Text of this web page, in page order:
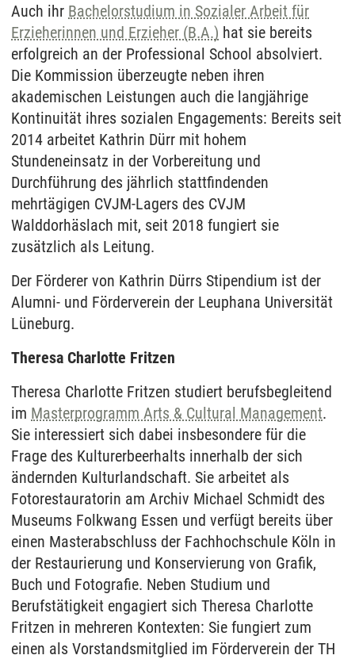
Auch ihr Bachelorstudium in Sozialer Arbeit für
Erzieherinnen und Erzieher (B.A.) hat sie bereits
erfolgreich an der Professional School absolviert.
Die Kommission überzeugte neben ihren
akademischen Leistungen auch die langjährige
Kontinuität ihres sozialen Engagements: Bereits seit
2014 arbeitet Kathrin Dürr mit hohem
Stundeneinsatz in der Vorbereitung und
Durchführung des jährlich stattfindenden
mehrtägigen CVJM-Lagers des CVJM
Walddorhäslach mit, seit 2018 fungiert sie
zusätzlich als Leitung.
Der Förderer von Kathrin Dürrs Stipendium ist der
Alumni- und Förderverein der Leuphana Universität
Lüneburg.
Theresa Charlotte Fritzen
Theresa Charlotte Fritzen studiert berufsbegleitend
im Masterprogramm Arts & Cultural Management.
Sie interessiert sich dabei insbesondere für die
Frage des Kulturerbeerhalts innerhalb der sich
ändernden Kulturlandschaft. Sie arbeitet als
Fotorestauratorin am Archiv Michael Schmidt des
Museums Folkwang Essen und verfügt bereits über
einen Masterabschluss der Fachhochschule Köln in
der Restaurierung und Konservierung von Grafik,
Buch und Fotografie. Neben Studium und
Berufstätigkeit engagiert sich Theresa Charlotte
Fritzen in mehreren Kontexten: Sie fungiert zum
einen als Vorstandsmitglied im Förderverein der TH